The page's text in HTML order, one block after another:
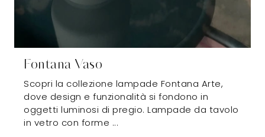
Fontana Vaso
Scopri la collezione lampade Fontana Arte,
dove design e funzionalità si fondono in
oggetti luminosi di pregio. Lampade da tavolo
in vetro con forme ...